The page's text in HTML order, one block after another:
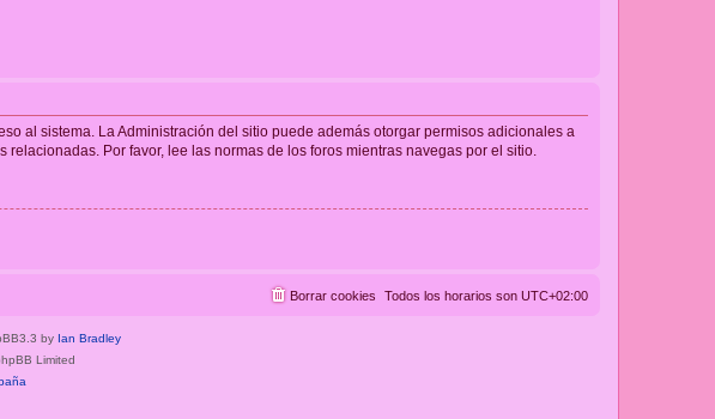
al sistema. La Administración del sitio puede además otorgar permisos adicionales a
Por favor, lee las normas de los foros mientras navegas por el sitio.
Todos los horarios son UTC+02:00
Borrar cookies
by Ian Bradley
Limited